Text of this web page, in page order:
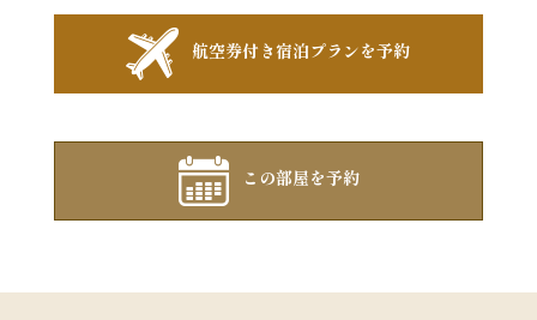
航空券付き宿泊プランを予約
この部屋を予約